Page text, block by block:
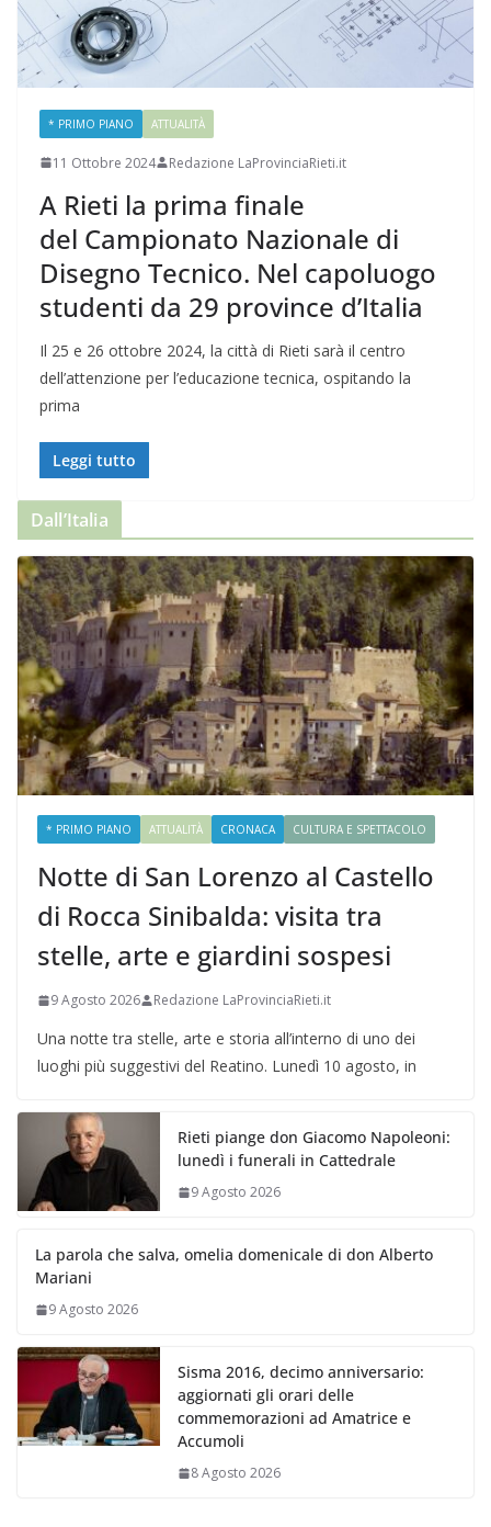
* PRIMO PIANO ATTUALITÀ
11 Ottobre 2024 Redazione LaProvinciaRieti.it
A Rieti la prima finale
del Campionato Nazionale di
Disegno Tecnico. Nel capoluogo
studenti da 29 province d’Italia
Il 25 e 26 ottobre 2024, la città di Rieti sarà il centro
dell’attenzione per l’educazione tecnica, ospitando la
prima
Leggi tutto
Dall’Italia
* PRIMO PIANO ATTUALITÀ CRONACA CULTURA E SPETTACOLO
Notte di San Lorenzo al Castello
di Rocca Sinibalda: visita tra
stelle, arte e giardini sospesi
9 Agosto 2026 Redazione LaProvinciaRieti.it
Una notte tra stelle, arte e storia all’interno di uno dei
luoghi più suggestivi del Reatino. Lunedì 10 agosto, in
Rieti piange don Giacomo Napoleoni:
lunedì i funerali in Cattedrale
9 Agosto 2026
La parola che salva, omelia domenicale di don Alberto
Mariani
9 Agosto 2026
Sisma 2016, decimo anniversario:
aggiornati gli orari delle
commemorazioni ad Amatrice e
Accumoli
8 Agosto 2026